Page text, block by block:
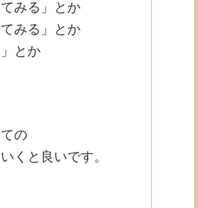
みる」とか
みる」とか
とか
の
くと良いです。